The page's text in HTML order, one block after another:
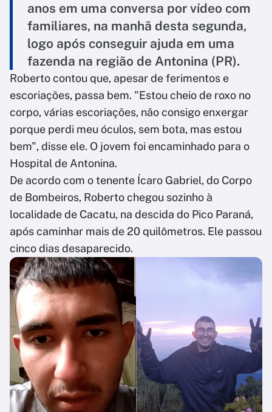
anos em uma conversa por vídeo com
familiares, na manhã desta segunda,
logo após conseguir ajuda em uma
fazenda na região de Antonina (PR).
Roberto contou que, apesar de ferimentos e
escoriações, passa bem. "Estou cheio de roxo no
corpo, várias escoriações, não consigo enxergar
porque perdi meu óculos, sem bota, mas estou
bem", disse ele. O jovem foi encaminhado para o
Hospital de Antonina.
De acordo com o tenente Ícaro Gabriel, do Corpo
de Bombeiros, Roberto chegou sozinho à
localidade de Cacatu, na descida do Pico Paraná,
após caminhar mais de 20 quilômetros. Ele passou
cinco dias desaparecido.